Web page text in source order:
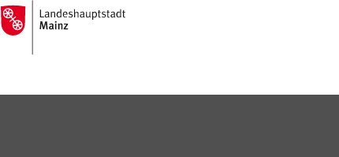
Accéder au contenu
Vers
la
page
d'accueil